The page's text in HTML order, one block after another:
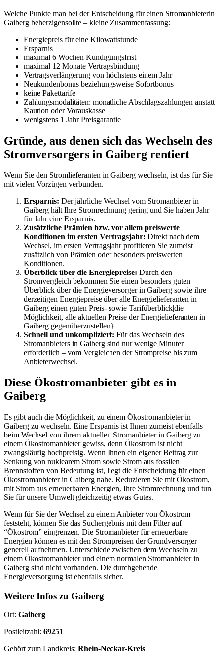
Welche Punkte man bei der Entscheidung für einen Stromanbieterin
Gaiberg beherzigensollte – kleine Zusammenfassung:
Energiepreis für eine Kilowattstunde
Ersparnis
maximal 6 Wochen Kündigungsfrist
maximal 12 Monate Vertragsbindung
Vertragsverlängerung von höchstens einem Jahr
Neukundenbonus beziehungsweise Sofortbonus
keine Pakettarife
Zahlungsmodalitäten: monatliche Abschlagszahlungen anstatt
Kaution oder Vorauskasse
wenigstens 1 Jahr Preisgarantie
Gründe, aus denen sich das Wechseln des
Stromversorgers in Gaiberg rentiert
Wenn Sie den Stromlieferanten in Gaiberg wechseln, ist das für Sie
mit vielen Vorzügen verbunden.
Ersparnis: Der jährliche Wechsel vom Stromanbieter in
Gaiberg hält Ihre Stromrechnung gering und Sie haben Jahr
für Jahr eine Ersparnis.
Zusätzliche Prämien bzw. vor allem preiswerte
Konditionen im ersten Vertragsjahr: Direkt nach dem
Wechsel, im ersten Vertragsjahr profitieren Sie zumeist
zusätzlich von Prämien oder besonders preiswerten
Konditionen.
Überblick über die Energiepreise: Durch den
Stromvergleich bekommen Sie einen besonders guten
Überblick über die Energieversorger in Gaiberg sowie ihre
derzeitigen Energiepreise|über alle Energielieferanten in
Gaiberg einen guten Preis- sowie Tarifüberblick|die
Möglichkeit, alle aktuellen Preise der Energielieferanten in
Gaiberg gegenüberzustellen}.
Schnell und unkompliziert: Für das Wechseln des
Stromanbieters in Gaiberg sind nur wenige Minuten
erforderlich – vom Vergleichen der Strompreise bis zum
Anbieterwechsel.
Diese Ökostromanbieter gibt es in
Gaiberg
Es gibt auch die Möglichkeit, zu einem Ökostromanbieter in
Gaiberg zu wechseln. Eine Ersparnis ist Ihnen zumeist ebenfalls
beim Wechsel von ihrem aktuellen Stromanbieter in Gaiberg zu
einem Ökostromanbieter gewiss, denn Ökostrom ist nicht
zwangsläufig hochpreisig. Wenn Ihnen ein eigener Beitrag zur
Senkung von nuklearem Strom sowie Strom aus fossilen
Brennstoffen von Bedeutung ist, liegt die Entscheidung für einen
Ökostromanbieter in Gaiberg nahe. Reduzieren Sie mit Ökostrom,
mit Strom aus erneuerbaren Energien, Ihre Stromrechnung und tun
Sie für unsere Umwelt gleichzeitig etwas Gutes.
Wenn für Sie der Wechsel zu einem Anbieter von Ökostrom
feststeht, können Sie das Suchergebnis mit dem Filter auf
“Ökostrom” eingrenzen. Die Stromanbieter für erneuerbare
Energien können es mit den Strompreisen der Grundversorger
generell aufnehmen. Unterschiede zwischen dem Wechseln zu
einem Ökostromanbieter und einem normalen Stromanbieter in
Gaiberg sind nicht vorhanden. Die durchgehende
Energieversorgung ist ebenfalls sicher.
Weitere Infos zu Gaiberg
Ort: Gaiberg
Postleitzahl: 69251
Gehört zum Landkreis: Rhein-Neckar-Kreis